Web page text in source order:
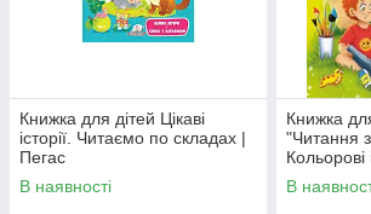
Книжка для дітей Цікаві
історії. Читаємо по складах |
Пегас
В наявності
Книжка
"Читання
Кольорові
В